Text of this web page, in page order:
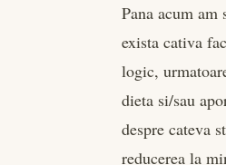
Pana acum
exista cativa
logic,
dieta si/sau
despre cateva
reducerea la